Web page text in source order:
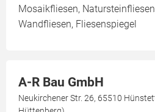
Mosaikfliesen,
Wandfliesen, Fliesenspiegel
A-R Bau GmbH
Neukirchener Str. 26, 65510